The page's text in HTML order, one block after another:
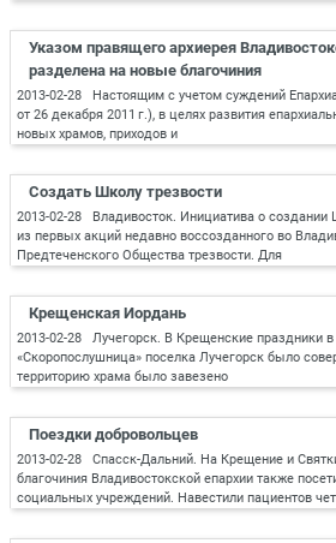
Указом правящего архиерея
разделена на новые благочиния
2013-02-28 Настоящим с учетом суждений
от 26 декабря 2011 г.), в целях развития
новых храмов, приходов и
Создать Школу трезвости
2013-02-28 Владивосток. Инициатива о создании
из первых акций недавно воссозданного во
Предтеченского Общества трезвости. Для
Крещенская Иордань
2013-02-28 Лучегорск. В Крещенские праздники
«Скоропослушница» поселка Лучегорск было
территорию храма было завезено
Поездки добровольцев
2013-02-28 Спасск-Дальний. На Крещение и
благочиния Владивостокской епархии также
социальных учреждений. Навестили пациентов